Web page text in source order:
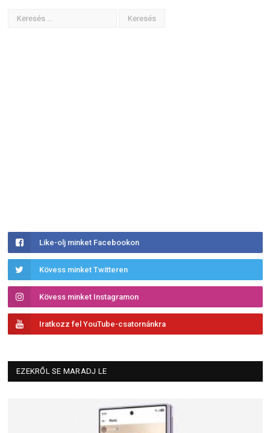
Like-olj minket Facebookon
Kövess minket Twitteren
Kövess minket Instagramon
Iratkozz fel YouTube-csatornánkra
EZEKRŐL SE MARADJ LE